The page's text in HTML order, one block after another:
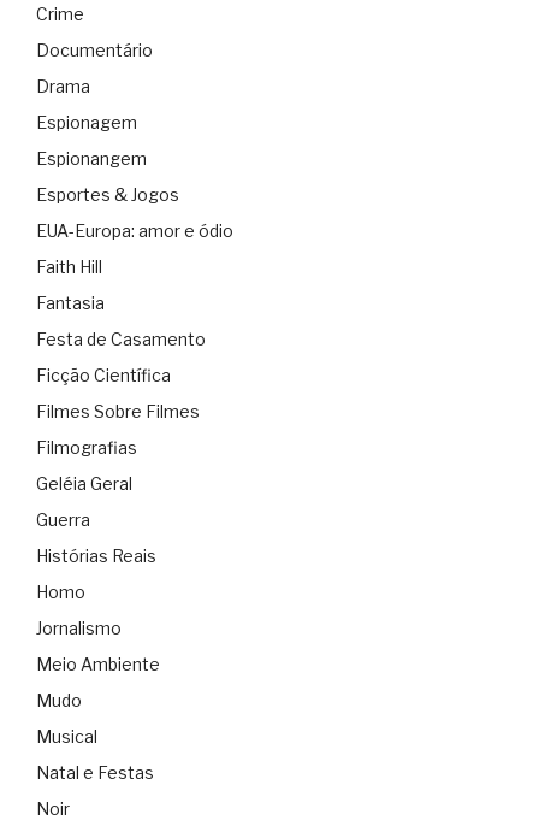
Crime
Documentário
Drama
Espionagem
Espionangem
Esportes & Jogos
EUA-Europa: amor e ódio
Faith Hill
Fantasia
Festa de Casamento
Ficção Científica
Filmes Sobre Filmes
Filmografias
Geléia Geral
Guerra
Histórias Reais
Homo
Jornalismo
Meio Ambiente
Mudo
Musical
Natal e Festas
Noir